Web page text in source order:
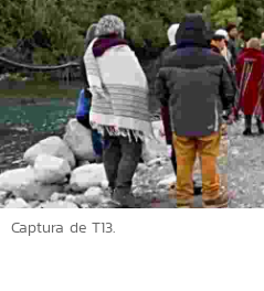
Captura de T13.